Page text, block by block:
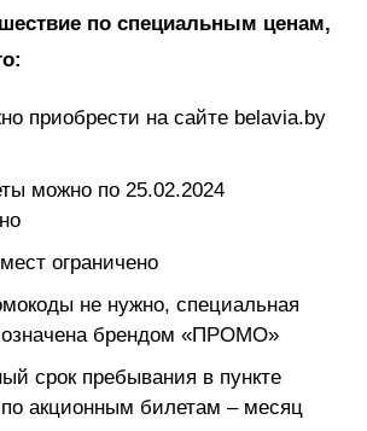
по специальным ценам,
приобрести на сайте belavia.by
можно по 25.02.2024
ограничено
не нужно, специальная
брендом «ПРОМО»
срок пребывания в пункте
по акционным билетам – месяц